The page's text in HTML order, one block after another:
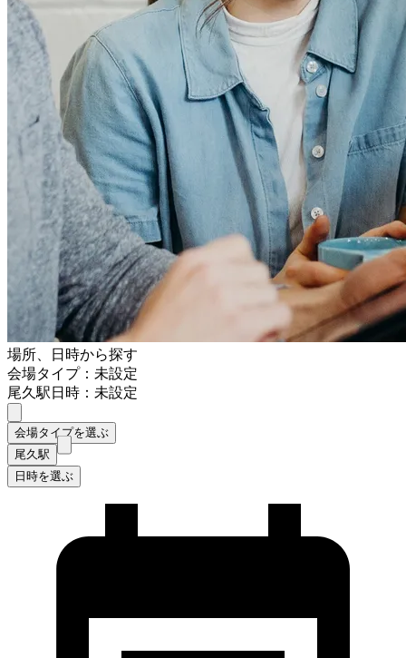
場所、日時から探す
会場タイプ：未設定
尾久駅日時：未設定
会場タイプを選ぶ
尾久駅
日時を選ぶ